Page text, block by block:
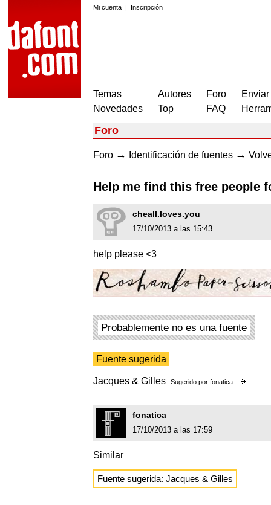
Mi cuenta | Inscripción
Temas
Novedades
Autores
Top
Foro
FAQ
Foro
Foro → Identificación de fuentes →
Help me find this free people
cheall.loves.you
17/10/2013 a las 15:43
help please <3
Probablemente no es una fuente
Fuente sugerida
Jacques & Gilles Sugerido por fonatica
fonatica
17/10/2013 a las 17:59
Similar
Fuente sugerida: Jacques & Gilles